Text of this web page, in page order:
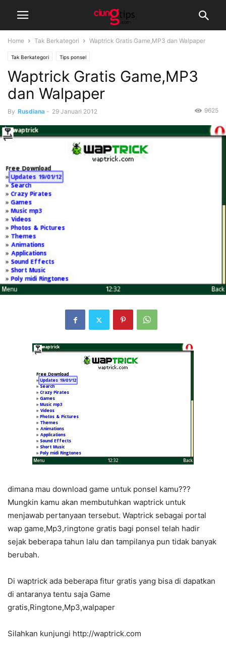
Home Tak Berkategori Waptrick Gratis Game,MP3 dan Walpaper
Tak Berkategori Tips ponsel
Waptrick Gratis Game,MP3
dan Walpaper
By Rusdiana - 29 Januari 2012 9625
dimana mau download game untuk ponsel kamu???
Mungkin kamu akan membutuhkan waptrick untuk
menjawab pertanyaan tersebut. Waptrick sebagai portal
wap game,Mp3,ringtone gratis bagi ponsel telah hadir
sejak beberapa tahun lalu dan tampilanya pun tidak banyak
berubah.
Di waptrick ada beberapa fitur gratis yang bisa di dapatkan
di antaranya tentu saja Game
gratis,Ringtone,Mp3,walpaper
Silahkan kunjungi http://waptrick.com